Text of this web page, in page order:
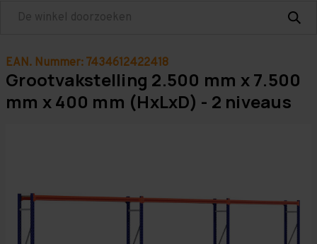
Zoeken
EAN. Nummer: 7434612422418
Grootvakstelling 2.500 mm x 7.500
mm x 400 mm (HxLxD) - 2 niveaus